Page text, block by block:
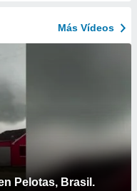
Más Vídeos
Pelotas, Brasil.